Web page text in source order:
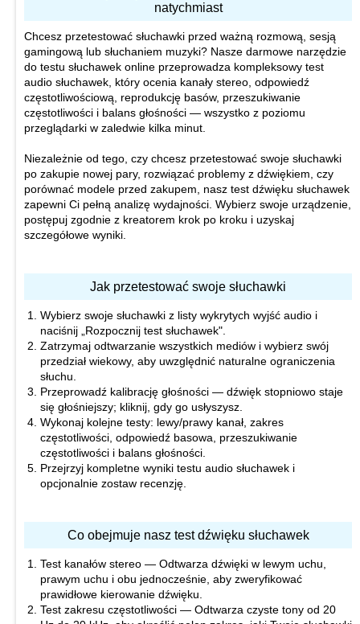
Co lubisz w swoich słuchawkach?
Wady twoich słuchawek*
Co ci się nie podoba w twoich słuchawkach?
Komentarz
Inne wrażenia na temat twoich słuchawek lub naszej witryny
Oceń swoje słuchawki*
Twoje imię*
Prześlij swoją recenzję
natychmiast
Chcesz przetestować słuchawki przed ważną rozmową, sesją
gamingową lub słuchaniem muzyki? Nasze darmowe narzędzie
do testu słuchawek online przeprowadza kompleksowy test
audio słuchawek, który ocenia kanały stereo, odpowiedź
częstotliwościową, reprodukcję basów, przeszukiwanie
częstotliwości i balans głośności — wszystko z poziomu
przeglądarki w zaledwie kilka minut.
Niezależnie od tego, czy chcesz przetestować swoje słuchawki
po zakupie nowej pary, rozwiązać problemy z dźwiękiem, czy
porównać modele przed zakupem, nasz test dźwięku słuchawek
zapewni Ci pełną analizę wydajności. Wybierz swoje urządzenie,
postępuj zgodnie z kreatorem krok po kroku i uzyskaj
szczegółowe wyniki.
Jak przetestować swoje słuchawki
Wybierz swoje słuchawki z listy wykrytych wyjść audio i
naciśnij „Rozpocznij test słuchawek".
Zatrzymaj odtwarzanie wszystkich mediów i wybierz swój
przedział wiekowy, aby uwzględnić naturalne ograniczenia
słuchu.
Przeprowadź kalibrację głośności — dźwięk stopniowo staje
się głośniejszy; kliknij, gdy go usłyszysz.
Wykonaj kolejne testy: lewy/prawy kanał, zakres
częstotliwości, odpowiedź basowa, przeszukiwanie
częstotliwości i balans głośności.
Przejrzyj kompletne wyniki testu audio słuchawek i
opcjonalnie zostaw recenzję.
Co obejmuje nasz test dźwięku słuchawek
Test kanałów stereo — Odtwarza dźwięki w lewym uchu,
prawym uchu i obu jednocześnie, aby zweryfikować
prawidłowe kierowanie dźwięku.
Test zakresu częstotliwości — Odtwarza czyste tony od 20